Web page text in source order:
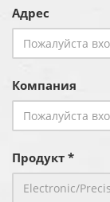
Адрес
Компания
Продукт *